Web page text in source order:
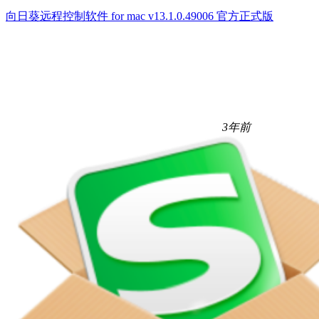
向日葵远程控制软件 for mac v13.1.0.49006 官方正式版
3年前